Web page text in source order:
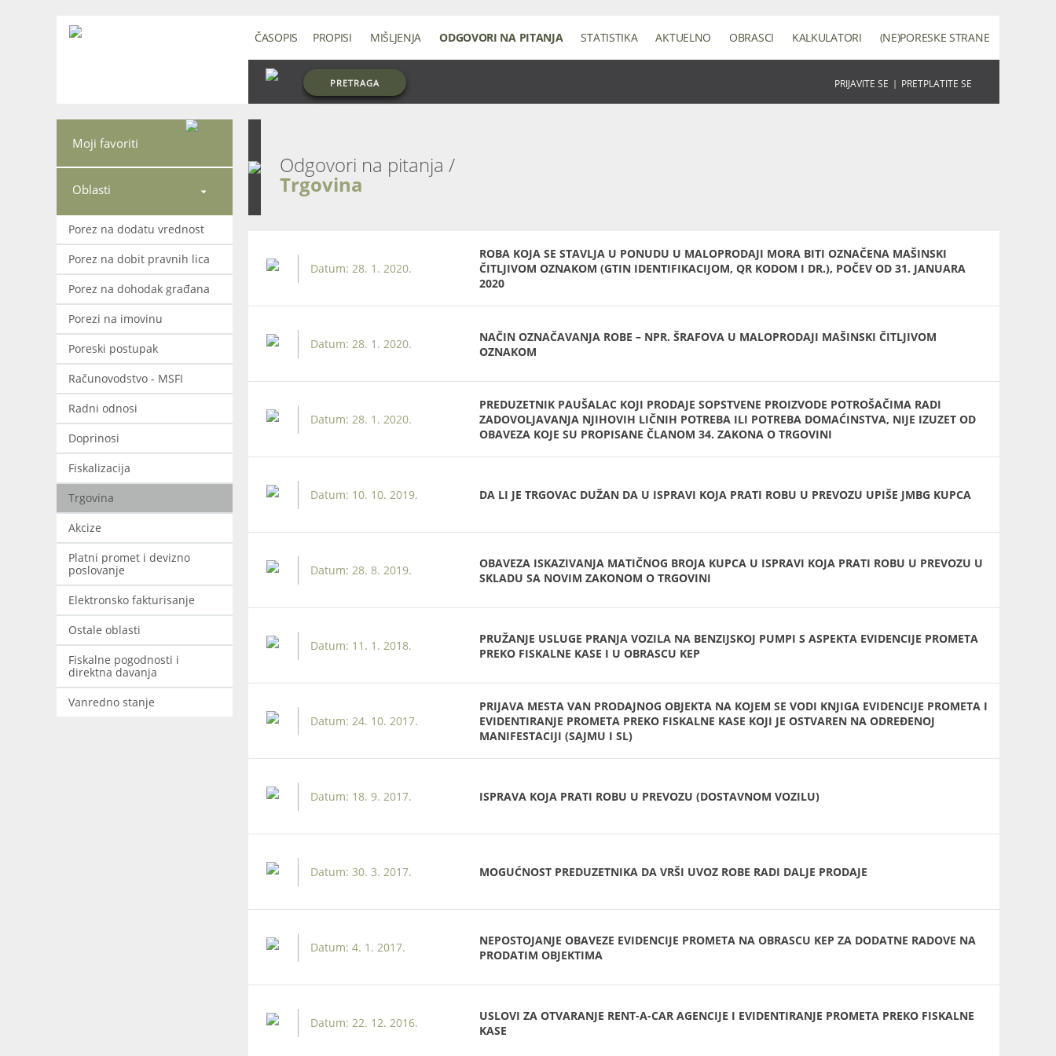
PRETRAGA PRIJAVITE SE | PRETPLATITE SE
ČASOPIS PROPISI MIŠLJENJA ODGOVORI NA PITANJA STATISTIKA AKTUELNO OBRASCI KALKULATORI (NE)PORESKE STRANE
Moji favoriti
Oblasti 
Porez na dodatu vrednost
Porez na dobit pravnih lica
Porez na dohodak građana
Porezi na imovinu
Poreski postupak
Računovodstvo - MSFI
Radni odnosi
Doprinosi
Fiskalizacija
Trgovina
Akcize
Platni promet i devizno
poslovanje
Elektronsko fakturisanje
Ostale oblasti
Fiskalne pogodnosti i
direktna davanja
Vanredno stanje
Trgovina
ROBA KOJA SE STAVLJA U PONUDU U MALOPRODAJI MORA BITI OZNAČENA MAŠINSKI
ČITLJIVOM OZNAKOM (GTIN IDENTIFIKACIJOM, QR KODOM I DR.), POČEV OD 31. JANUARA
2020
28. 1. 2020.
NAČIN OZNAČAVANJA ROBE – NPR. ŠRAFOVA U MALOPRODAJI MAŠINSKI ČITLJIVOM
OZNAKOM
28. 1. 2020.
PREDUZETNIK PAUŠALAC KOJI PRODAJE SOPSTVENE PROIZVODE POTROŠAČIMA RADI
ZADOVOLJAVANJA NJIHOVIH LIČNIH POTREBA ILI POTREBA DOMAĆINSTVA, NIJE IZUZET OD
OBAVEZA KOJE SU PROPISANE ČLANOM 34. ZAKONA O TRGOVINI
28. 1. 2020.
DA LI JE TRGOVAC DUŽAN DA U ISPRAVI KOJA PRATI ROBU U PREVOZU UPIŠE JMBG KUPCA
10. 10. 2019.
OBAVEZA ISKAZIVANJA MATIČNOG BROJA KUPCA U ISPRAVI KOJA PRATI ROBU U PREVOZU U
SKLADU SA NOVIM ZAKONOM O TRGOVINI
28. 8. 2019.
PRUŽANJE USLUGE PRANJA VOZILA NA BENZIJSKOJ PUMPI S ASPEKTA EVIDENCIJE PROMETA
PREKO FISKALNE KASE I U OBRASCU KEP
11. 1. 2018.
PRIJAVA MESTA VAN PRODAJNOG OBJEKTA NA KOJEM SE VODI KNJIGA EVIDENCIJE PROMETA I
EVIDENTIRANJE PROMETA PREKO FISKALNE KASE KOJI JE OSTVAREN NA ODREĐENOJ
MANIFESTACIJI (SAJMU I SL)
24. 10. 2017.
ISPRAVA KOJA PRATI ROBU U PREVOZU (DOSTAVNOM VOZILU)
18. 9. 2017.
MOGUĆNOST PREDUZETNIKA DA VRŠI UVOZ ROBE RADI DALJE PRODAJE
30. 3. 2017.
NEPOSTOJANJE OBAVEZE EVIDENCIJE PROMETA NA OBRASCU KEP ZA DODATNE RADOVE NA
PRODATIM OBJEKTIMA
4. 1. 2017.
USLOVI ZA OTVARANJE RENT-A-CAR AGENCIJE I EVIDENTIRANJE PROMETA PREKO FISKALNE
KASE
22. 12. 2016.